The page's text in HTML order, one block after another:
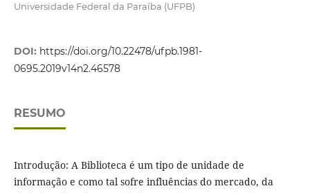
Universidade Federal da Paraíba (UFPB)
DOI: https://doi.org/10.22478/ufpb.1981-
0695.2019v14n2.46578
RESUMO
Introdução: A Biblioteca é um tipo de unidade de
informação e como tal sofre influências do mercado, da